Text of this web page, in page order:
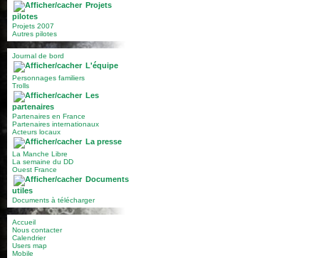
Projets
pilotes
Projets 2007
Autres pilotes
Journal de bord
L'équipe
Personnages familiers
Trolls
Les
partenaires
Partenaires en France
Partenaires internationaux
Acteurs locaux
La presse
La Manche Libre
La semaine du DD
Ouest France
Documents
utiles
Documents à télécharger
Accueil
Nous contacter
Calendrier
Users map
Mobile